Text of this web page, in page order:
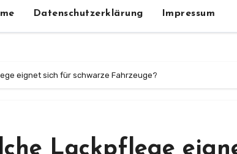
Datenschutzerklärung Impressum
eignet sich für schwarze Fahrzeuge?